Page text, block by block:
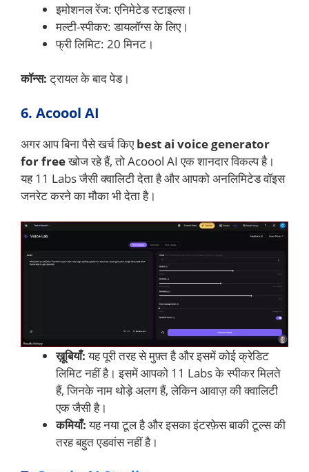
इमोशनल रेंज: एनिमेटेड स्टाइल्स।
मल्टी-स्पीकर: डायलॉग्स के लिए।
फ्री लिमिट: 20 मिनट।
कॉन्स:ट्रायल के बाद पेड।
6. Acoool AI
अगर आप बिना पैसे खर्च किएbest ai voice generator
for freeखोज रहे हैं, तो Acoool AI एक शानदार विकल्प है।
यह 11 Labs जैसी क्वालिटी देता है और आपको अनलिमिटेड वॉइस
जनरेट करने का मौका भी देता है।
ख़ूबियाँ:यह पूरी तरह से मुफ़्त है और इसमें कोई क्रेडिट
लिमिट नहीं है। इसमें आपको 11 Labs के स्पीकर मिलते
हैं, जिनके नाम थोड़े अलग हैं, लेकिन आवाज़ की क्वालिटी
एक जैसी है।
कमियाँ:यह नया टूल है और इसका इंटरफ़ेस बाकी टूल्स की
तरह बहुत एडवांस नहीं है।